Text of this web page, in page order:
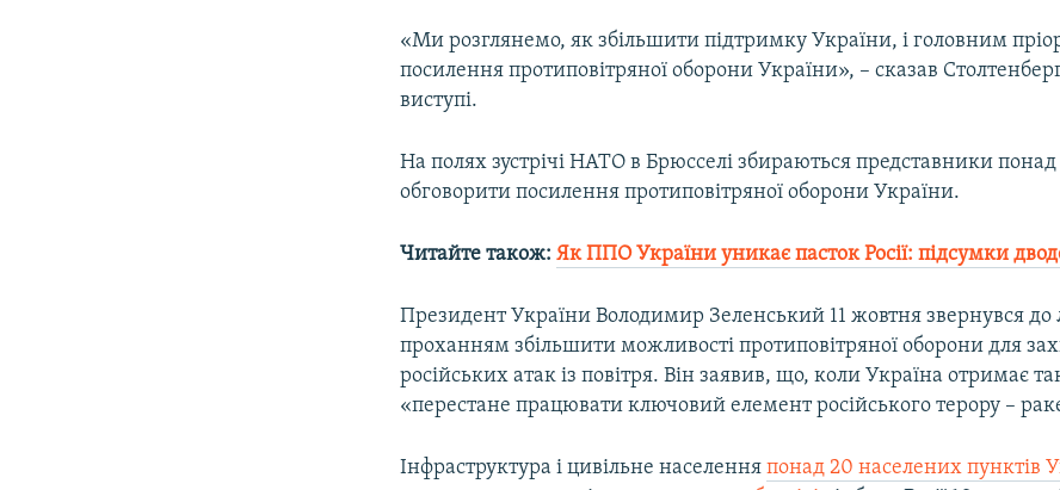
«Ми розглянемо, як збільшити підтримку України, і головним
посилення протиповітряної оборони України», – сказав
виступі.
На полях зустрічі НАТО в Брюсселі збираються представники
обговорити посилення протиповітряної оборони України.
Читайте також:Як ППО України уникає пасток Росії: підсумки
Президент України Володимир Зеленський 11 жовтня звернувся до
проханням збільшити можливості протиповітряної оборони для
російських атак із повітря. Він заявив, що, коли Україна отримає
«перестане працювати ключовий елемент російського терору –
Інфраструктура і цивільне населенняпонад 20 населених пунктів